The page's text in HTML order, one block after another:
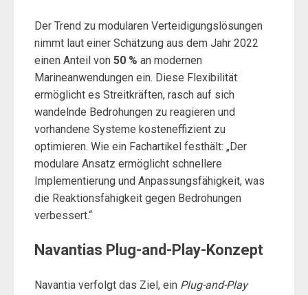
Der Trend zu modularen Verteidigungslösungen
nimmt laut einer Schätzung aus dem Jahr 2022
einen Anteil von 50 % an modernen
Marineanwendungen ein. Diese Flexibilität
ermöglicht es Streitkräften, rasch auf sich
wandelnde Bedrohungen zu reagieren und
vorhandene Systeme kosteneffizient zu
optimieren. Wie ein Fachartikel festhält: „Der
modulare Ansatz ermöglicht schnellere
Implementierung und Anpassungsfähigkeit, was
die Reaktionsfähigkeit gegen Bedrohungen
verbessert.“
Navantias Plug-and-Play-Konzept
Navantia verfolgt das Ziel, ein Plug-and-Play